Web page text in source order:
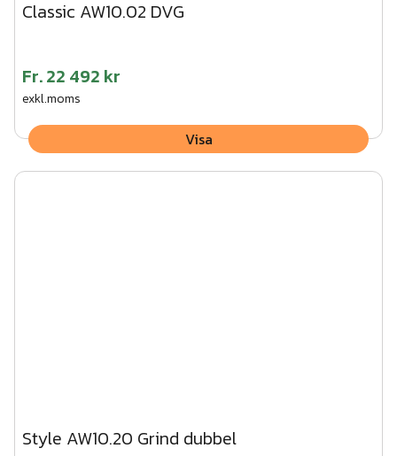
Classic AW10.02 DVG
Fr.22 492 kr
exkl.moms
Visa
Style AW10.20 Grind dubbel